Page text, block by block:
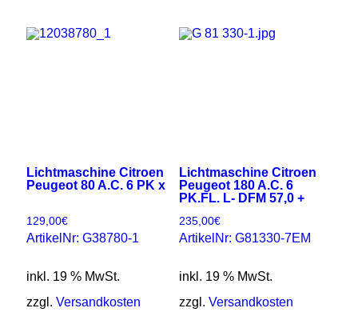
Lichtmaschine Citroen
Peugeot 80 A.C. 6 PK x
129,00€
ArtikelNr: G38780-1
inkl. 19 % MwSt.
zzgl. Versandkosten
Lichtmaschine Citroen
Peugeot 180 A.C. 6
PK.FL. L- DFM 57,0 +
235,00€
ArtikelNr: G81330-7EM
inkl. 19 % MwSt.
zzgl. Versandkosten